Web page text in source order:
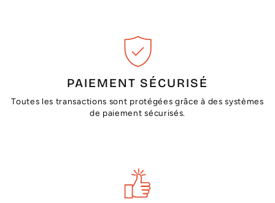
PAIEMENT SÉCURISÉ
Toutes les transactions sont protégées grâce à des systèmes
de paiement sécurisés.